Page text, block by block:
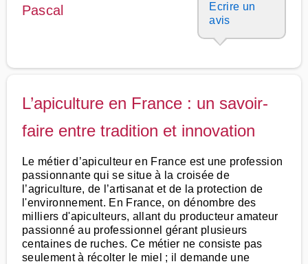
Pascal
Ecrire un
avis
L’apiculture en France : un savoir-
faire entre tradition et innovation
Le métier d’apiculteur en France est une profession
passionnante qui se situe à la croisée de
l’agriculture, de l’artisanat et de la protection de
l'environnement. En France, on dénombre des
milliers d'apiculteurs, allant du producteur amateur
passionné au professionnel gérant plusieurs
centaines de ruches. Ce métier ne consiste pas
seulement à récolter le miel ; il demande une